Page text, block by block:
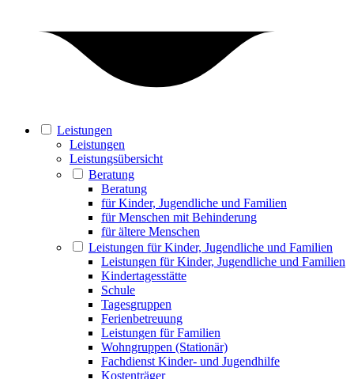
Leistungen
Leistungen
Leistungsübersicht
Beratung
Beratung
für Kinder, Jugendliche und Familien
für Menschen mit Behinderung
für ältere Menschen
Leistungen für Kinder, Jugendliche und Familien
Leistungen für Kinder, Jugendliche und Familien
Kindertagesstätte
Schule
Tagesgruppen
Ferienbetreuung
Leistungen für Familien
Wohngruppen (Stationär)
Fachdienst Kinder- und Jugendhilfe
Kostenträger